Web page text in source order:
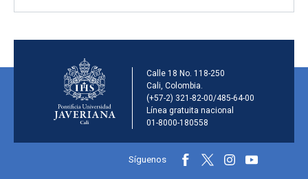
Información de la
Calle 18 No. 118-250
Cali, Colombia.
(+57-2) 321-82-00/485-64-00
Línea gratuita nacional
01-8000-180558
Información y redes sociales
Síguenos